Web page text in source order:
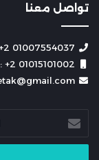
تواصل معنا
بريدك
الإلكتروني